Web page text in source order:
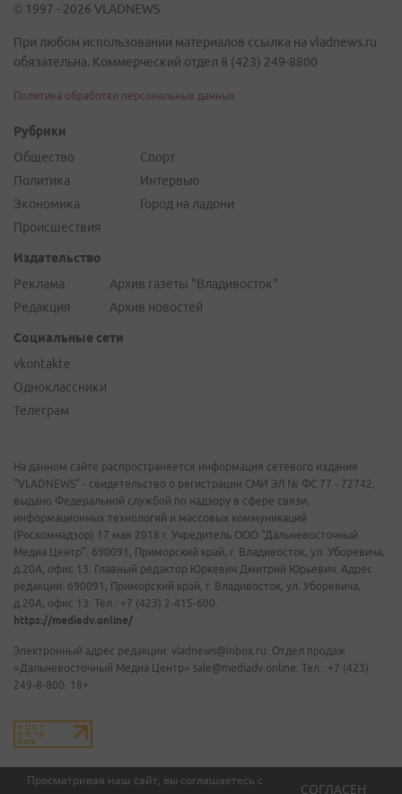
Просматривая наш сайт, вы соглашаетесь с
СОГЛАСЕН
© 1997 - 2026 VLADNEWS
При любом использовании материалов ссылка на vladnews.ru
обязательна. Коммерческий отдел 8 (423) 249-8800
Политика обработки персональных данных
Рубрики
Общество
Политика
Экономика
Происшествия
Спорт
Интервью
Город на ладони
Издательство
Реклама
Редакция
Архив газеты "Владивосток"
Архив новостей
Социальные сети
vkontakte
Одноклассники
Телеграм
На данном сайте распространяется информация сетевого издания
"VLADNEWS" - свидетельство о регистрации СМИ ЭЛ № ФС 77 - 72742,
выдано Федеральной службой по надзору в сфере связи,
информационных технологий и массовых коммуникаций
(Роскомнадзор) 17 мая 2018 г. Учредитель ООО "Дальневосточный
Медиа Центр". 690091, Приморский край, г. Владивосток, ул. Уборевича,
д.20А, офис 13. Главный редактор Юркевич Дмитрий Юрьевич. Адрес
редакции: 690091, Приморский край, г. Владивосток, ул. Уборевича,
д.20А, офис 13. Тел.: +7 (423) 2-415-600.
https://mediadv.online/
Электронный адрес редакции: vladnews@inbox.ru. Отдел продаж
«Дальневосточный Медиа Центр» sale@mediadv.online. Тел.: +7 (423)
249-8-800. 18+